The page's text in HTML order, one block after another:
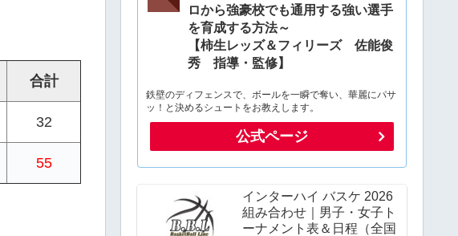
合計
32
55
ロから強豪校でも通用する強い選手
を育成する方法～
【柿生レッズ＆フィリーズ 佐能俊
秀 指導・監修】
鉄壁のディフェンスで、ボールを一瞬で奪い、華麗にパサ
ッ！と決めるシュートをお教えします。
公式ページ
インターハイ バスケ 2026
組み合わせ｜男子・女子ト
ーナメント表＆日程（全国